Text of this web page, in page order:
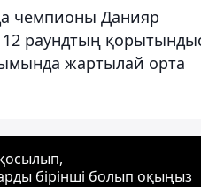
чемпионы Данияр
12 раундтың
жартылай орта
бірінші болып оқыңыз